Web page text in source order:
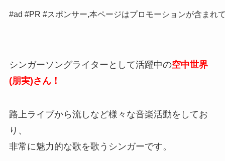
#ad #PR #スポンサー,本ページはプロモーションが含まれ
シンガーソングライターとして活躍中の空中世界
(朋実)さん！
路上ライブから流しなど様々な音楽活動をしてお
り、
非常に魅力的な歌を歌うシンガーです。